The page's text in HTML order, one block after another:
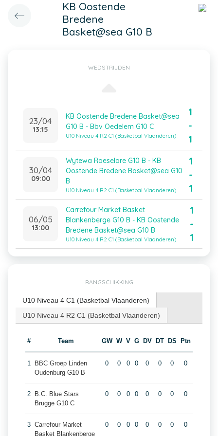
KB Oostende
Bredene
Basket@sea G10 B
WEDSTRIJDEN
23/04
13:15
KB Oostende Bredene Basket@sea
G10 B - Bbv Oedelem G10 C
U10 Niveau 4 R2 C1 (Basketbal Vlaanderen)
1
-
1
30/04
09:00
Wytewa Roeselare G10 B - KB
Oostende Bredene Basket@sea G10
B
U10 Niveau 4 R2 C1 (Basketbal Vlaanderen)
1
-
1
06/05
13:00
Carrefour Market Basket
Blankenberge G10 B - KB Oostende
Bredene Basket@sea G10 B
U10 Niveau 4 R2 C1 (Basketbal Vlaanderen)
1
-
1
RANGSCHIKKING
U10 Niveau 4 C1 (Basketbal Vlaanderen)
U10 Niveau 4 R2 C1 (Basketbal Vlaanderen)
# Team GW W V G DV DT DS Ptn
1
BBC Groep Linden
Oudenburg G10 B
0 0 0 0 0 0 0 0
2
B.C. Blue Stars
Brugge G10 C
0 0 0 0 0 0 0 0
3 Carrefour Market
Basket Blankenberge
0 0 0 0 0 0 0 0